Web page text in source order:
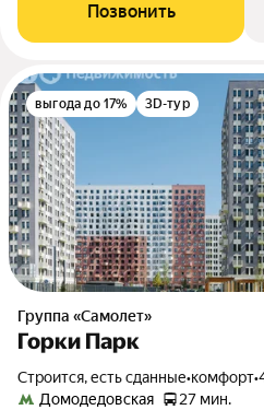
Позвонить
выгода до 17% 3D-тур
Группа «Самолет»
Горки Парк
Строится, есть сданные•комфорт•
Домодедовская
27 мин.